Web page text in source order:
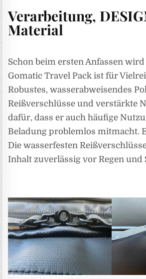
Verarbeitung,
Material
Schon beim ersten Anfassen
Gomatic Travel Pack ist für
Robustes, wasserabweisendes
Reißverschlüsse und verstärkte
dafür, dass er auch häufige
Beladung problemlos mitmacht.
Die wasserfesten
Inhalt zuverlässig vor Regen und